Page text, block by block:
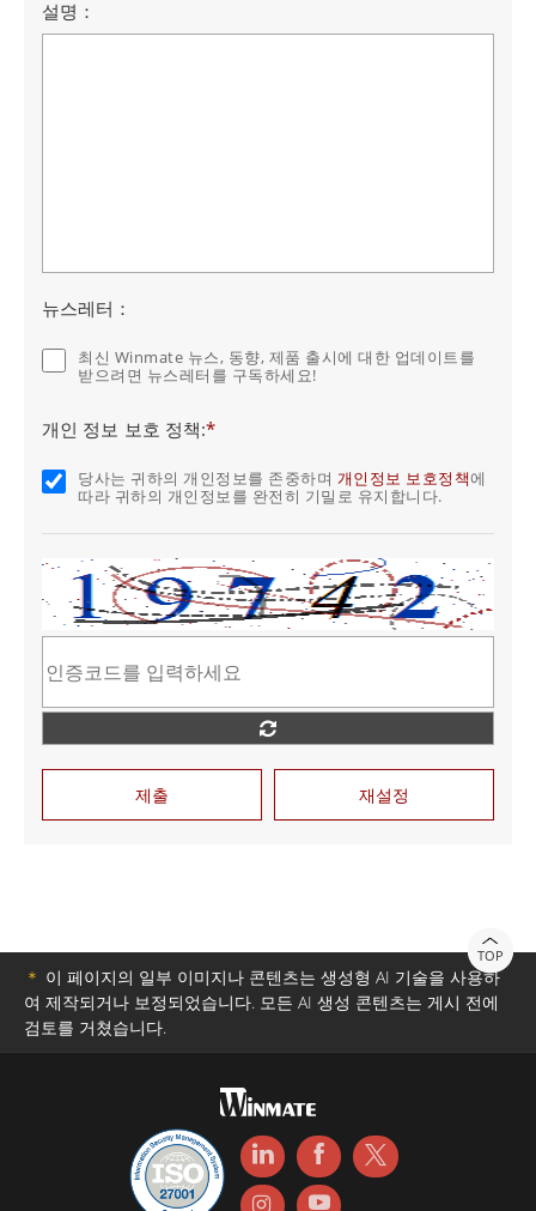
설명：
뉴스레터：
최신 Winmate 뉴스, 동향, 제품 출시에 대한 업데이트를
받으려면 뉴스레터를 구독하세요!
개인 정보 보호 정책:*
당사는 귀하의 개인정보를 존중하며 개인정보 보호정책에
따라 귀하의 개인정보를 완전히 기밀로 유지합니다.
제출 재설정
TOP
＊ 이 페이지의 일부 이미지나 콘텐츠는 생성형 AI 기술을 사용하
여 제작되거나 보정되었습니다. 모든 AI 생성 콘텐츠는 게시 전에
검토를 거쳤습니다.